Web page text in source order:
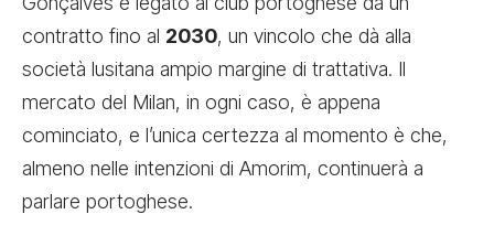
contratto fino al 2030, un vincolo che dà alla
società lusitana ampio margine di trattativa. Il
mercato del Milan, in ogni caso, è appena
cominciato, e l’unica certezza al momento è che,
almeno nelle intenzioni di Amorim, continuerà a
parlare portoghese.